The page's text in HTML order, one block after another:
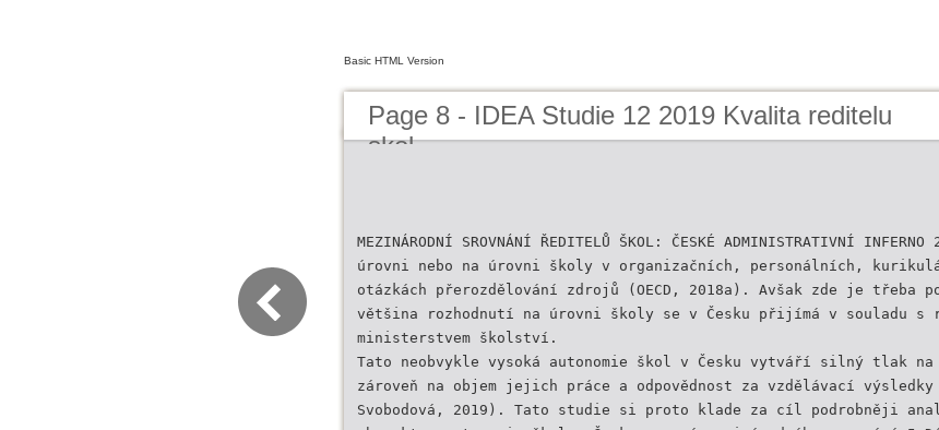
Basic HTML Version
Page 8 - IDEA Studie 12 2019 Kvalita reditelu
skol
MEZINÁRODNÍ SROVNÁNÍ ŘEDITELŮ ŠKOL: ČESKÉ ADMINISTRATIVNÍ INFERNO
úrovni nebo na úrovni školy v organizačních, personálních,
otázkách přerozdělování zdrojů (OECD, 2018a). Avšak zde je třeba
většina rozhodnutí na úrovni školy se v Česku přijímá v souladu s
ministerstvem školství.
Tato neobvykle vysoká autonomie škol v Česku vytváří silný tlak
zároveň na objem jejich práce a odpovědnost za vzdělávací
Svobodová, 2019). Tato studie si proto klade za cíl podrobněji